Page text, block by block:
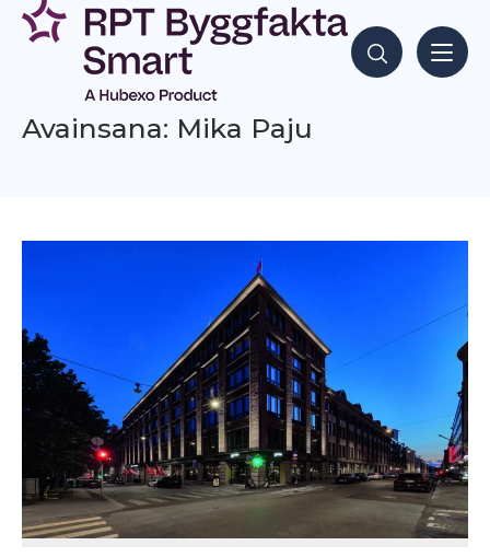
Siirry
sisältöön
Hae sisältöjä
Avainsana: Mika Paju